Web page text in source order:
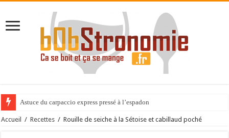
Astuce du carpaccio express pressé à l’espadon
Accueil / Recettes / Rouille de seiche à la Sétoise et cabillaud poché